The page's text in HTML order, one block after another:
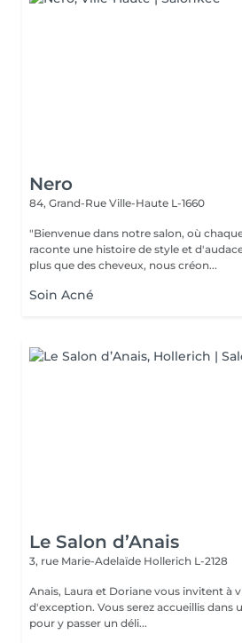
Nero
84, Grand-Rue Ville-Haute L-1660
"Bienvenue dans notre salon, où
raconte une histoire de style et
plus que des cheveux, nous créon...
Soin Acné
Le Salon d’Anais
3, rue Marie-Adelaïde Hollerich L-2128
Anais, Laura et Doriane vous invitent à
d'exception. Vous serez accueillis dans un cadre raffiné et feutré
pour y passer un déli...